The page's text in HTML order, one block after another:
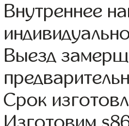
Внутреннее
Выезд
Срок